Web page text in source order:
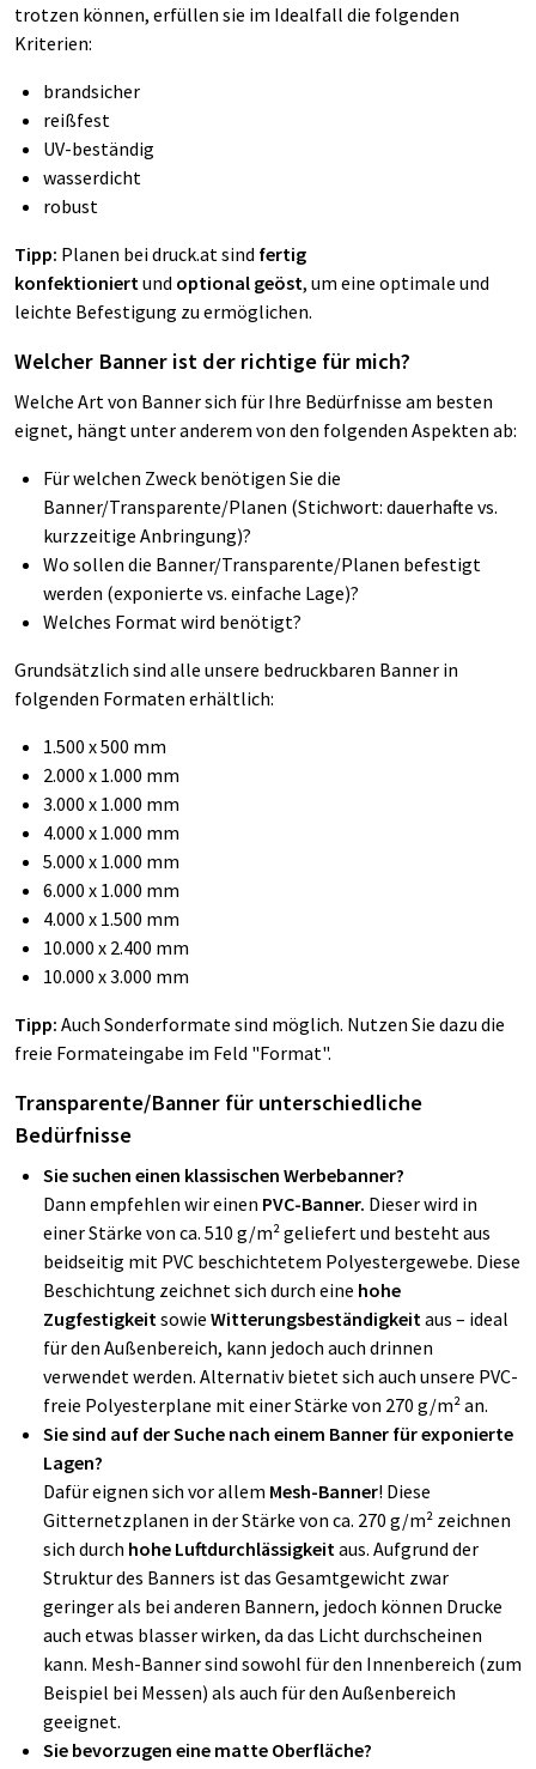
trotzen können, erfüllen sie im Idealfall die folgenden
Kriterien:
brandsicher
reißfest
UV-beständig
wasserdicht
robust
Tipp: Planen bei druck.at sind fertig
konfektioniert und optional geöst, um eine optimale und
leichte Befestigung zu ermöglichen.
Welcher Banner ist der richtige für mich?
Welche Art von Banner sich für Ihre Bedürfnisse am besten
eignet, hängt unter anderem von den folgenden Aspekten ab:
Für welchen Zweck benötigen Sie die
Banner/Transparente/Planen (Stichwort: dauerhafte vs.
kurzzeitige Anbringung)?
Wo sollen die Banner/Transparente/Planen befestigt
werden (exponierte vs. einfache Lage)?
Welches Format wird benötigt?
Grundsätzlich sind alle unsere bedruckbaren Banner in
folgenden Formaten erhältlich:
1.500 x 500 mm
2.000 x 1.000 mm
3.000 x 1.000 mm
4.000 x 1.000 mm
5.000 x 1.000 mm
6.000 x 1.000 mm
4.000 x 1.500 mm
10.000 x 2.400 mm
10.000 x 3.000 mm
Tipp: Auch Sonderformate sind möglich. Nutzen Sie dazu die
freie Formateingabe im Feld "Format".
Transparente/Banner für unterschiedliche
Bedürfnisse
Sie suchen einen klassischen Werbebanner?
Dann empfehlen wir einen PVC-Banner. Dieser wird in
einer Stärke von ca. 510 g/m² geliefert und besteht aus
beidseitig mit PVC beschichtetem Polyestergewebe. Diese
Beschichtung zeichnet sich durch eine hohe
Zugfestigkeit sowie Witterungsbeständigkeit aus – ideal
für den Außenbereich, kann jedoch auch drinnen
verwendet werden. Alternativ bietet sich auch unsere PVC-
freie Polyesterplane mit einer Stärke von 270 g/m² an.
Sie sind auf der Suche nach einem Banner für exponierte
Lagen?
Dafür eignen sich vor allem Mesh-Banner! Diese
Gitternetzplanen in der Stärke von ca. 270 g/m² zeichnen
sich durch hohe Luftdurchlässigkeit aus. Aufgrund der
Struktur des Banners ist das Gesamtgewicht zwar
geringer als bei anderen Bannern, jedoch können Drucke
auch etwas blasser wirken, da das Licht durchscheinen
kann. Mesh-Banner sind sowohl für den Innenbereich (zum
Beispiel bei Messen) als auch für den Außenbereich
geeignet.
Sie bevorzugen eine matte Oberfläche?